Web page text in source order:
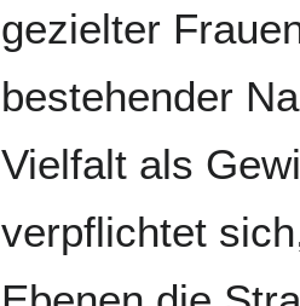
gezielter
bestehender
Vielfalt als
verpflichtet